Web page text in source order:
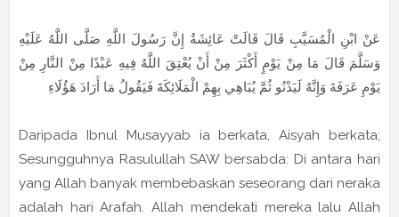
عَنْ ابْنِ الْمُسَيَّبِ قَالَ قَالَتْ عَائِشَةُ إِنَّ رَسُولَ اللَّهِ صَلَّى اللَّهُ عَلَيْهِ
وَسَلَّمَ قَالَ مَا مِنْ يَوْمٍ أَكْثَرَ مِنْ أَنْ يُعْتِقَ اللَّهُ فِيهِ عَبْدًا مِنْ النَّارِ مِنْ
يَوْمِ عَرَفَةَ وَإِنَّهُ لَيَدْنُو ثُمَّ يُبَاهِي بِهِمْ الْمَلَائِكَةَ فَيَقُولُ مَا أَرَادَ هَؤُلَاءِ
Daripada Ibnul Musayyab ia berkata, Aisyah berkata;
Sesungguhnya Rasulullah SAW bersabda: Di antara hari
yang Allah banyak membebaskan seseorang dari neraka
adalah hari Arafah. Allah mendekati mereka lalu Allah